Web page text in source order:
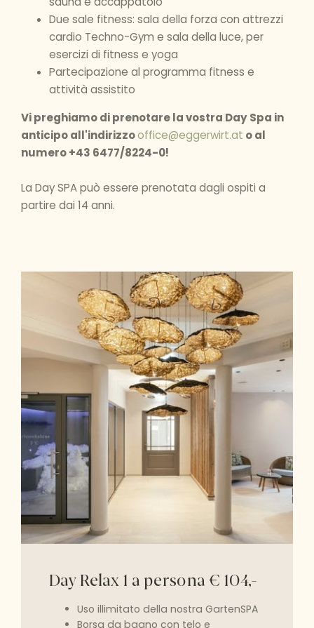
Due sale fitness: sala della forza con attrezzi
cardio Techno-Gym e sala della luce, per
esercizi di fitness e yoga
Partecipazione al programma fitness e
attività assistito
Vi preghiamo di prenotare la vostra Day Spa in
anticipo all'indirizzooffice@eggerwirt.at o al
numero +43 6477/8224-0!
La Day SPA può essere prenotata dagli ospiti a
partire dai 14 anni.
Day Relax 1 a persona € 104,-
Uso illimitato della nostra GartenSPA
Borsa da bagno con telo e